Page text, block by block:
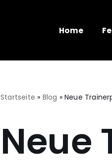
Home
Startseite » Blog »Neue
Neue